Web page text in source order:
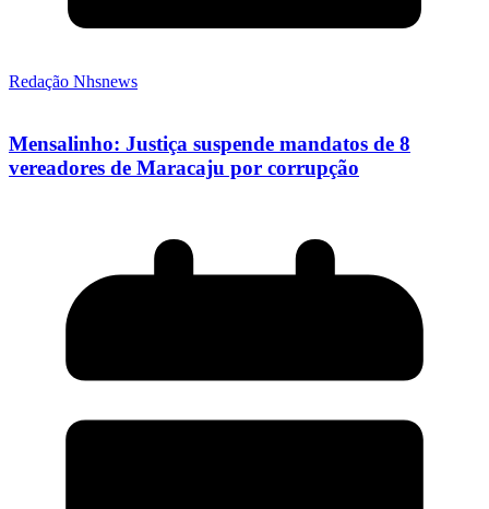
Redação Nhsnews
Mensalinho: Justiça suspende mandatos de 8
vereadores de Maracaju por corrupção